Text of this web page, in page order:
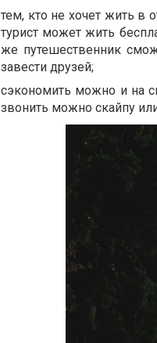
тем, кто не хочет жить в
турист может жить
же путешественник
завести друзей;
сэкономить можно и на
звонить можно скайпу